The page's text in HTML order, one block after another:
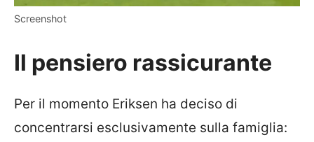
Screenshot
Il pensiero rassicurante
Per il momento Eriksen ha deciso di
concentrarsi esclusivamente sulla famiglia: